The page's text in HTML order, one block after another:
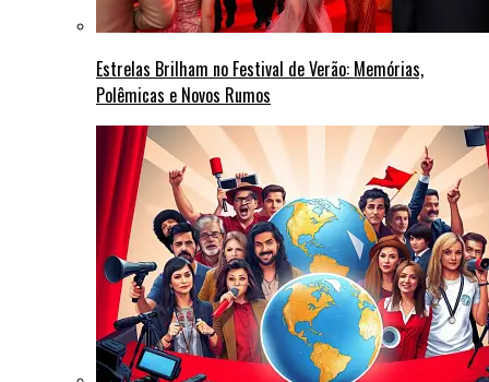
Estrelas Brilham no Festival de Verão: Memórias,
Polêmicas e Novos Rumos